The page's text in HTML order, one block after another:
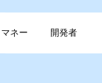
マネー 開発者